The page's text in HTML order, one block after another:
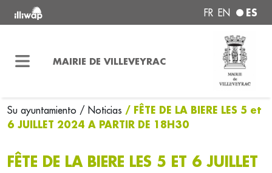
FR EN ES
MAIRIE DE VILLEVEYRAC
Su ayuntamiento / Noticias / FÊTE DE LA BIERE LES 5 et
6 JUILLET 2024 A PARTIR DE 18H30
FÊTE DE LA BIERE LES 5 ET 6 JUILLET